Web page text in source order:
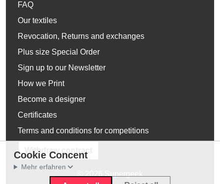
FAQ
Our textiles
Revocation, Returns and exchanges
Plus size Special Order
Sign up to our Newsletter
How we Print
Become a designer
Certificates
Terms and conditions for competitions
Withdraw contract
Cookie Concent
Mehr erfahren